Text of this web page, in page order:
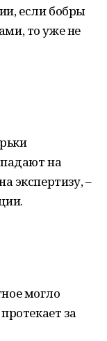
если бобры
то уже не
на
экспертизу, –
могло
за